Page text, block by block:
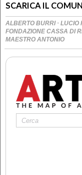
SCARICA IL
ALBERTO BURRI · LUCIO
FONDAZIONE CASSA DI
MAESTRO ANTONIO